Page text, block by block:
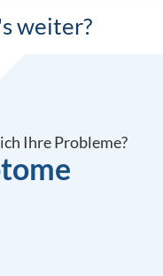
weiter?
Ihre Probleme?